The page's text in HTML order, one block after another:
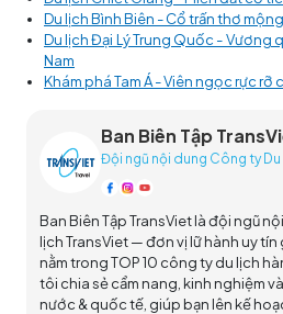
Du lịch Bình Biên - Cổ trấn thơ
Du lịch Đại Lý Trung Quốc - Vương
Nam
Khám phá Tam Á - Viên ngọc rực rỡ
Ban Biên Tập
Đội ngũ nội dung Công ty
Ban Biên Tập TransViet là đội ngũ
lịch TransViet — đơn vị lữ hành uy tín
nằm trong TOP 10 công ty du lịch
tôi chia sẻ cẩm nang, kinh nghiệm
nước & quốc tế, giúp bạn lên kế